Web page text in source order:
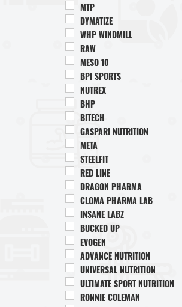
MTP
DYMATIZE
WHP WINDMILL
RAW
MESO 10
BPI SPORTS
NUTREX
BHP
BITECH
GASPARI NUTRITION
META
STEELFIT
RED LINE
DRAGON PHARMA
CLOMA PHARMA LAB
INSANE LABZ
BUCKED UP
EVOGEN
ADVANCE NUTRITION
UNIVERSAL NUTRITION
ULTIMATE SPORT NUTRITION
RONNIE COLEMAN